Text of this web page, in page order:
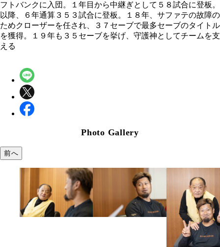
フトバンクに入団。１年目から中継ぎとして５８試合に登板。
以降、６年通算３５３試合に登板。１８年、サファテの故障の
ためクローザーを任され、３７セーブで最多セーブのタイトル
を獲得。１９年も３５セーブを挙げ、守護神としてチームを支
える
Photo Gallery
前へ